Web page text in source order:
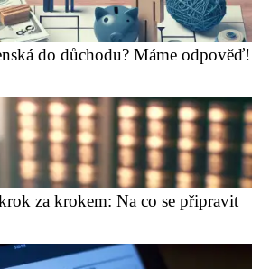
do důchodu? Máme odpověď!
za krokem: Na co se připravit